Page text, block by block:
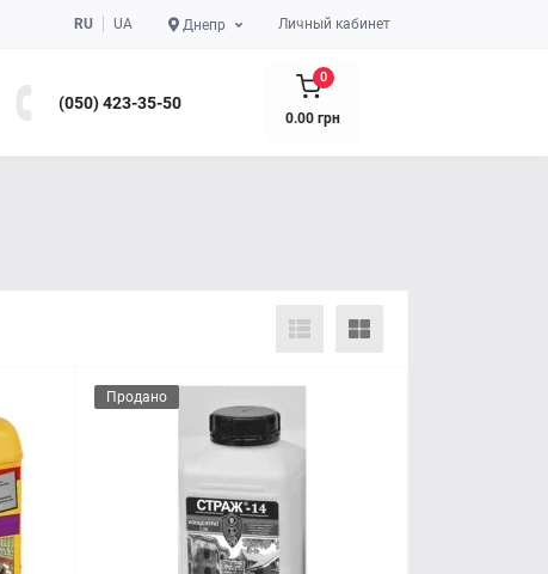
RU UA Днепр Личный кабинет
(050) 423-35-50
0
0.00 грн
Продано